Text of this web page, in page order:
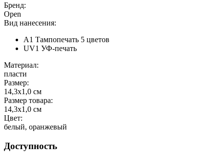
Бренд:
Open
Вид нанесения:
A1 Тампопечать 5 цветов
UV1 УФ-печать
Материал:
пласти
Размер:
14,3x1,0 см
Размер товара:
14,3x1,0 см
Цвет:
белый, оранжевый
Доступность